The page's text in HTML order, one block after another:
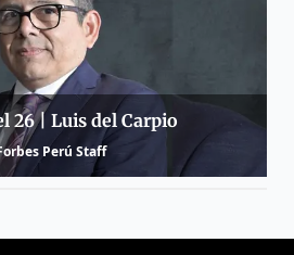
26 | Luis del Carpio
Perú Staff